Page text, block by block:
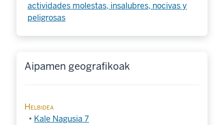
actividades molestas, insalubres, nocivas y
peligrosas
Aipamen geografikoak
Helbidea
Kale Nagusia 7